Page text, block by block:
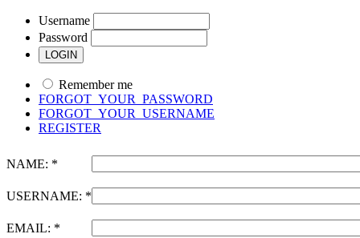
Username
Password
Remember me
FORGOT_YOUR_PASSWORD
FORGOT_YOUR_USERNAME
REGISTER
NAME: *
USERNAME: *
EMAIL: *